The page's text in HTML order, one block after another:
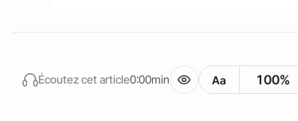
Écoutez cet article0:00min Aa 100%